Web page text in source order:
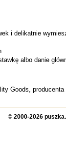
i delikatnie
albo danie
Goods,
© 2000-2026